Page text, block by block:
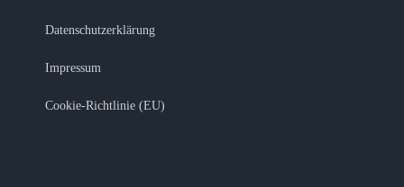
Datenschutzerklärung
Impressum
Cookie-Richtlinie (EU)